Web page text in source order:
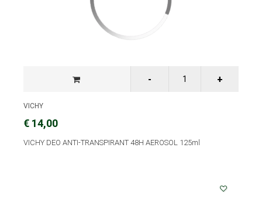
VICHY
€ 14,00
VICHY DEO ANTI-TRANSPIRANT 48H AEROSOL 125ml